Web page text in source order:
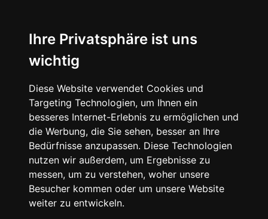
Ihre Privatsphäre ist uns
wichtig
Diese Website verwendet Cookies und
Targeting Technologien, um Ihnen ein
besseres Internet-Erlebnis zu ermöglichen und
die Werbung, die Sie sehen, besser an Ihre
Bedürfnisse anzupassen. Diese Technologien
nutzen wir außerdem, um Ergebnisse zu
messen, um zu verstehen, woher unsere
Besucher kommen oder um unsere Website
weiter zu entwickeln.